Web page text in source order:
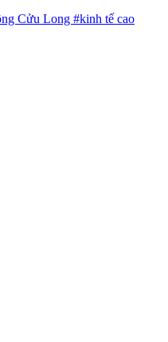
Cửu Long #kinh tế cao